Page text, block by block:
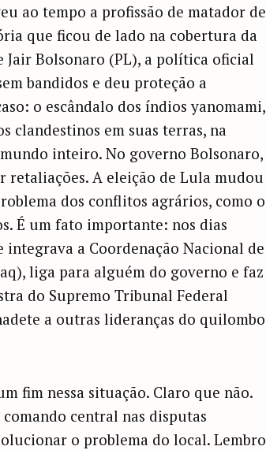
ao tempo a profissão de matador de
que ficou de lado na cobertura da
Jair Bolsonaro (PL), a política oficial
bandidos e deu proteção a
o escândalo dos índios yanomami,
clandestinos em suas terras, na
inteiro. No governo Bolsonaro,
retaliações. A eleição de Lula mudou
dos conflitos agrários, como o
É um fato importante: nos dias
a Coordenação Nacional de
liga para alguém do governo e faz
do Supremo Tribunal Federal
a outras lideranças do quilombo
fim nessa situação. Claro que não.
central nas disputas
o problema do local. Lembro